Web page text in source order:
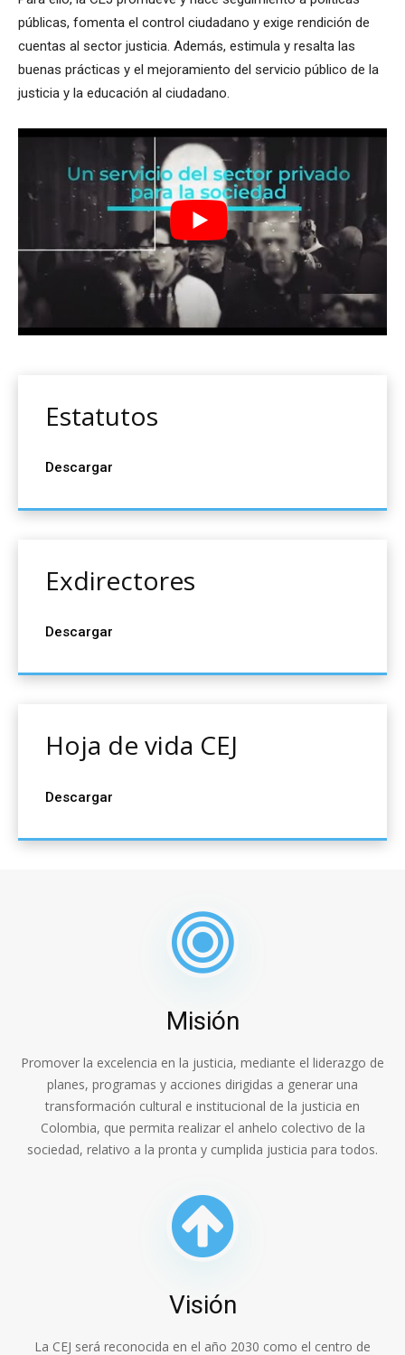
públicas, fomenta el control ciudadano y exige rendición de
cuentas al sector justicia. Además, estimula y resalta las
buenas prácticas y el mejoramiento del servicio público de la
justicia y la educación al ciudadano.
Estatutos
Descargar
Exdirectores
Descargar
Hoja de vida CEJ
Descargar
Misión
Promover la excelencia en la justicia, mediante el liderazgo de
planes, programas y acciones dirigidas a generar una
transformación cultural e institucional de la justicia en
Colombia, que permita realizar el anhelo colectivo de la
sociedad, relativo a la pronta y cumplida justicia para todos.
Visión
La CEJ será reconocida en el año 2030 como el centro de